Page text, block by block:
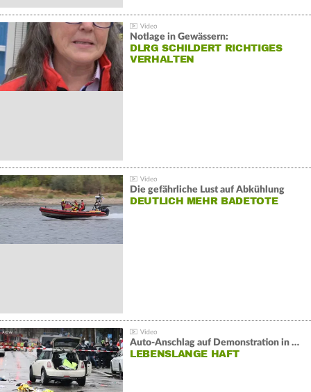
Notlage in Gewässern:
DLRG SCHILDERT RICHTIGES
VERHALTEN
Die gefährliche Lust auf Abkühlung
DEUTLICH MEHR BADETOTE
Auto-Anschlag auf Demonstration in München:
LEBENSLANGE HAFT